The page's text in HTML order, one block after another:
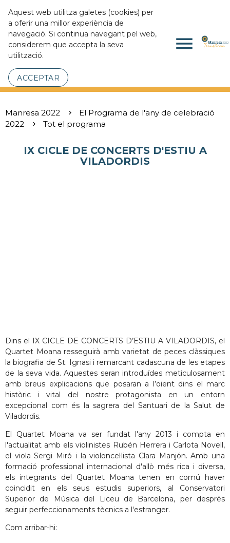
Aquest web utilitza galetes (cookies) per
a oferir una millor experiència de
navegació. Si continua navegant pel web,
considerem que accepta la seva
utilització.
ACCEPTAR
menu
Manresa 2022
El Programa de l'any de celebració
2022
Tot el programa
IX CICLE DE CONCERTS D'ESTIU A
VILADORDIS
Dins el IX CICLE DE CONCERTS D’ESTIU A VILADORDIS, el
Quartet Moana resseguirà amb varietat de peces clàssiques
la biografia de St. Ignasi i remarcant cadascuna de les etapes
de la seva vida. Aquestes seran introduïdes meticulosament
amb breus explicacions que posaran a l’oient dins el marc
històric i vital del nostre protagonista en un entorn
excepcional com és la sagrera del Santuari de la Salut de
Viladordis.
El Quartet Moana va ser fundat l'any 2013 i compta en
l'actualitat amb els violinistes Rubén Herrera i Carlota Novell,
el viola Sergi Miró i la violoncel·lista Clara Manjón. Amb una
formació professional internacional d'allò més rica i diversa,
els integrants del Quartet Moana tenen en comú haver
coincidit en els seus estudis superiors, al Conservatori
Superior de Música del Liceu de Barcelona, per després
seguir perfeccionaments tècnics a l'estranger.
Com arribar-hi: